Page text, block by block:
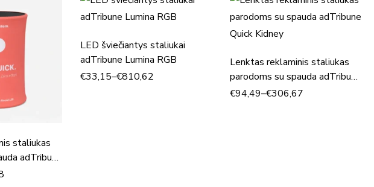
staliukas
adTribune
LED šviečiantys staliukai
adTribune Lumina RGB
€33,15–€810,62
Lenktas reklaminis staliukas
parodoms su spauda adTribune
Quick Kidney
€94,49–€306,67